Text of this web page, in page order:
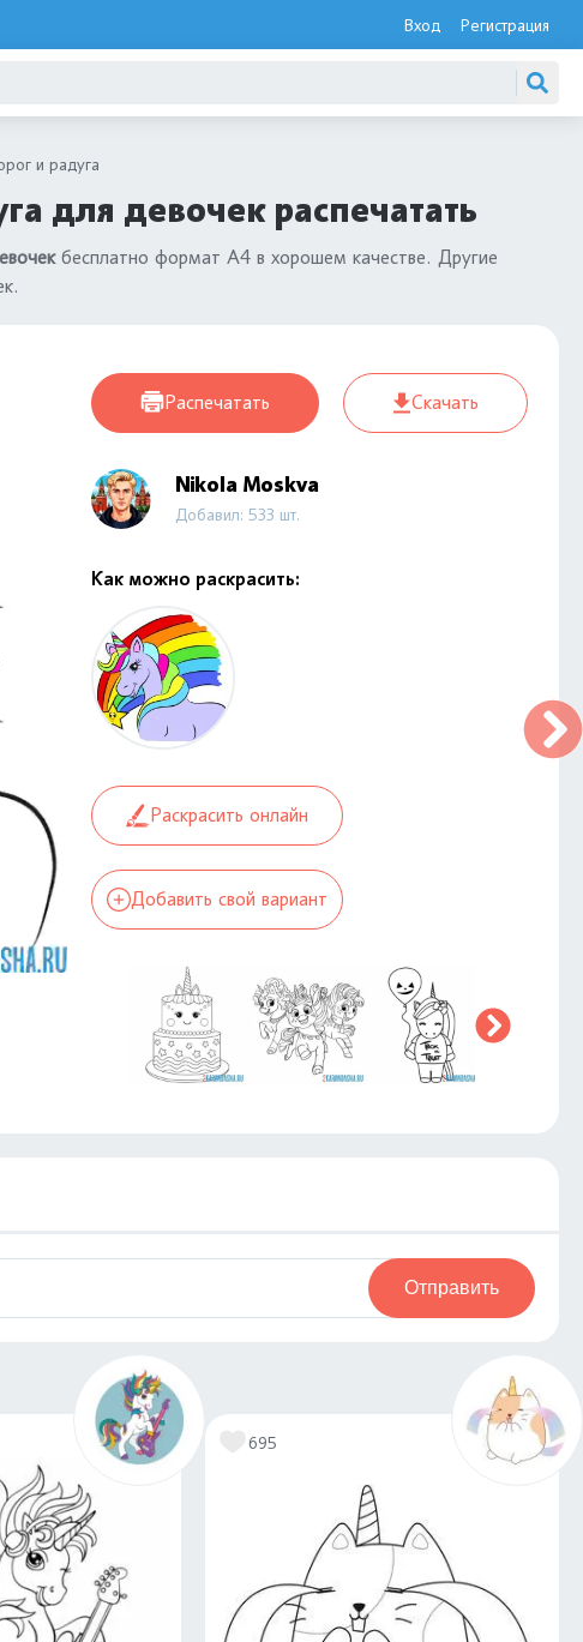
Вход Регистрация
и радуга
для девочек распечатать
бесплатно формат А4 в хорошем качестве. Другие
Распечатать Скачать
Nikola Moskva
Добавил: 533 шт.
Как можно раскрасить:
Раскрасить онлайн
Добавить свой вариант
Отправить
695